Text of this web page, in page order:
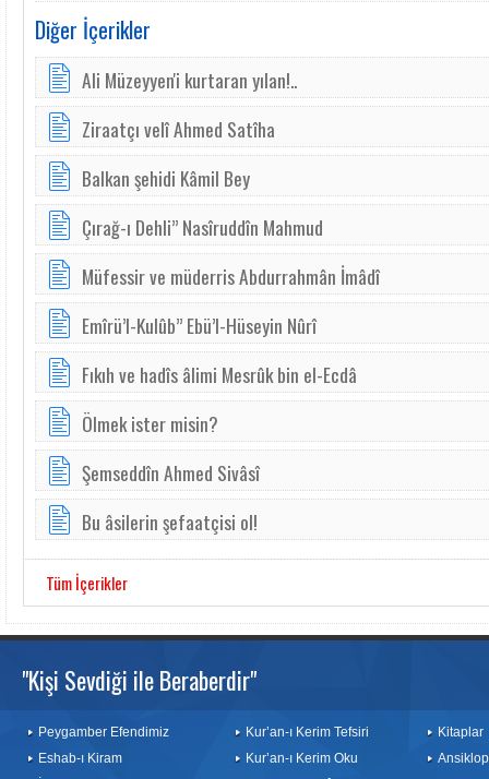
Diğer İçerikler
Ali Müzeyyen'i kurtaran yılan!..
Ziraatçı velî Ahmed Satîha
Balkan şehidi Kâmil Bey
Çırağ-ı Dehli” Nasîruddîn Mahmud
Müfessir ve müderris Abdurrahmân İmâdî
Emîrü’l-Kulûb” Ebü’l-Hüseyin Nûrî
Fıkıh ve hadîs âlimi Mesrûk bin el-Ecdâ
Ölmek ister misin?
Şemseddîn Ahmed Sivâsî
Bu âsilerin şefaatçisi ol!
Tüm İçerikler
"Kişi Sevdiği ile Beraberdir"
Peygamber Efendimiz
Eshab-ı Kiram
Kur’an-ı Kerim Tefsiri
Kur’an-ı Kerim Oku
Kitaplar